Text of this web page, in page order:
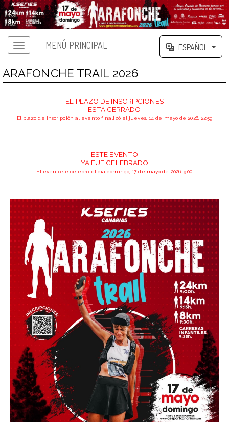
MENÚ PRINCIPAL ESPAÑOL
ARAFONCHE TRAIL 2026
EL PLAZO DE INSCRIPCIONES
ESTÁ CERRADO
El plazo de inscripción al evento finalizó el jueves, 14 de mayo de 2026, 22:59
ESTE EVENTO
YA FUE CELEBRADO
El evento se celebró el día domingo, 17 de mayo de 2026, 9:00